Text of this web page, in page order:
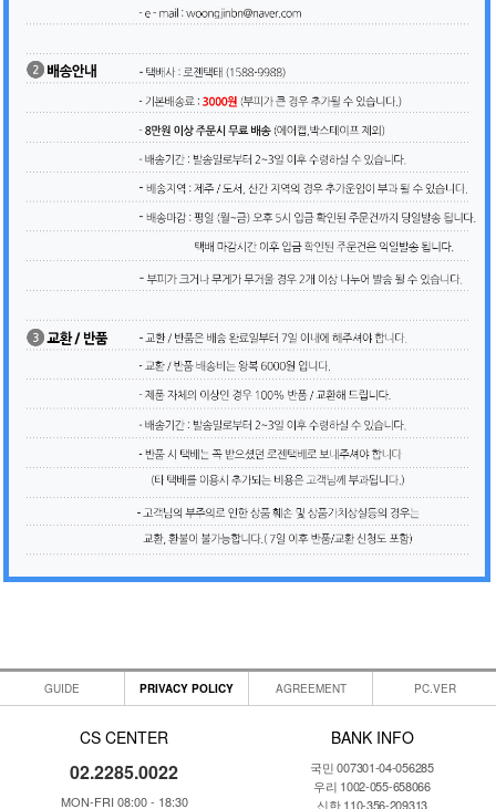
GUIDE PRIVACY POLICY AGREEMENT PC.VER
CS CENTER
02.2285.0022
MON-FRI 08:00 - 18:30
BANK INFO
국민 007301-04-056285
우리 1002-055-658066
신한 110-356-209313